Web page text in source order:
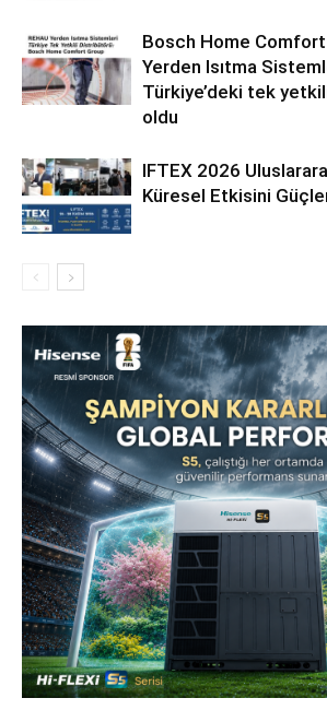
Bosch Home Comfort
Yerden Isıtma
Türkiye’deki tek
oldu
IFTEX 2026
Küresel Etkisini